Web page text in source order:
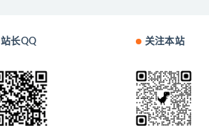
站长QQ 关注本站